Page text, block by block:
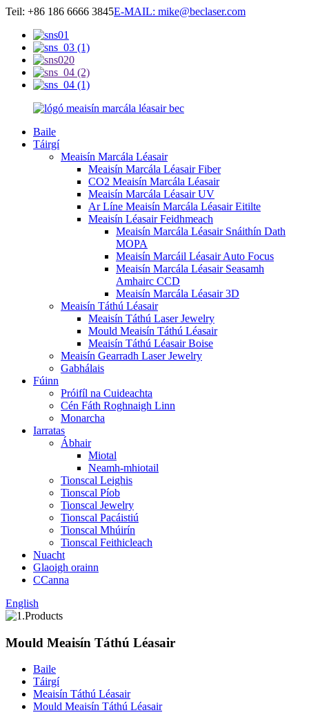
Teil: +86 186 6666 3845E-MAIL: mike@beclaser.com
Baile
Táirgí
Meaisín Marcála Léasair
Meaisín Marcála Léasair Fiber
CO2 Meaisín Marcála Léasair
Meaisín Marcála Léasair UV
Ar Líne Meaisín Marcála Léasair Eitilte
Meaisín Léasair Feidhmeach
Meaisín Marcála Léasair Snáithín Dath
MOPA
Meaisín Marcáil Léasair Auto Focus
Meaisín Marcála Léasair Seasamh
Amhairc CCD
Meaisín Marcála Léasair 3D
Meaisín Táthú Léasair
Meaisín Táthú Laser Jewelry
Mould Meaisín Táthú Léasair
Meaisín Táthú Léasair Boise
Meaisín Gearradh Laser Jewelry
Gabhálais
Fúinn
Próifíl na Cuideachta
Cén Fáth Roghnaigh Linn
Monarcha
Iarratas
Ábhair
Miotal
Neamh-mhiotail
Tionscal Leighis
Tionscal Píob
Tionscal Jewelry
Tionscal Pacáistiú
Tionscal Mhúirín
Tionscal Feithicleach
Nuacht
Glaoigh orainn
CCanna
English
Mould Meaisín Táthú Léasair
Baile
Táirgí
Meaisín Táthú Léasair
Mould Meaisín Táthú Léasair